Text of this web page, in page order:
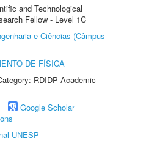
and Technological
Fellow - Level 1C
e Ciências (Câmpus
DE FÍSICA
RDIDP Academic
Google Scholar
UNESP